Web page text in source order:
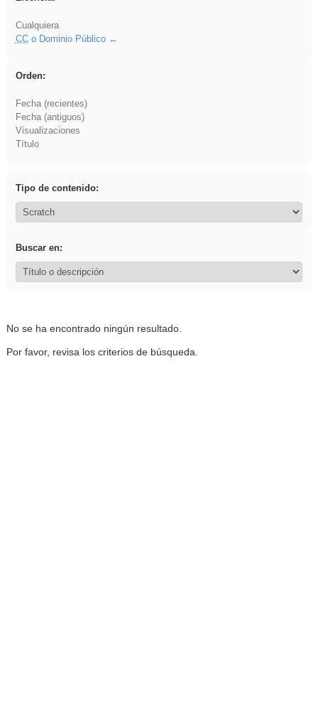
Cualquiera
CCo Dominio Público
Orden:
Fecha (recientes)
Fecha (antiguos)
Visualizaciones
Título
Tipo de contenido:
Buscar en:
No se ha encontrado ningún resultado.
Por favor, revisa los criterios de búsqueda.